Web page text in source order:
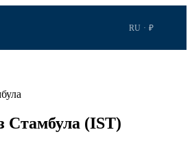
RU · ₽
Стамбула (IST)